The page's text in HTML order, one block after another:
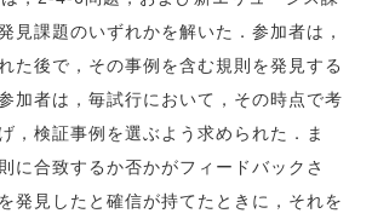
見課題のいずれかを解いた．参加者は，
た後で，その事例を含む規則を発見する
加者は，毎試行において，その時点で考
，検証事例を選ぶよう求められた．ま
に合致するか否かがフィードバックさ
発見したと確信が持てたときに，それを